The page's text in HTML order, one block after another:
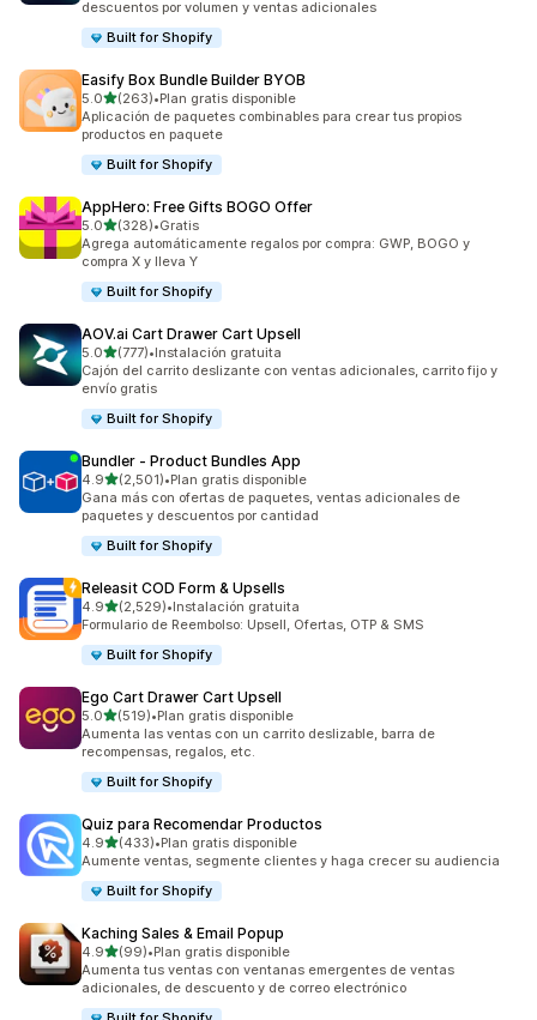
descuentos por volumen y ventas adicionales
Built for Shopify
Easify Box Bundle Builder BYOB
5.0de 5 estrellas
(263)
263 reseñas en total
•Plan gratis disponible
Aplicación de paquetes combinables para crear tus propios
productos en paquete
Built for Shopify
AppHero: Free Gifts BOGO Offer
5.0de 5 estrellas
(328)
328 reseñas en total
•Gratis
Agrega automáticamente regalos por compra: GWP, BOGO y
compra X y lleva Y
Built for Shopify
AOV.ai Cart Drawer Cart Upsell
5.0de 5 estrellas
(777)
777 reseñas en total
•Instalación gratuita
Cajón del carrito deslizante con ventas adicionales, carrito fijo y
envío gratis
Built for Shopify
Bundler ‑ Product Bundles App
4.9de 5 estrellas
(2,501)
2501 reseñas en total
•Plan gratis disponible
Gana más con ofertas de paquetes, ventas adicionales de
paquetes y descuentos por cantidad
Built for Shopify
Releasit COD Form & Upsells
4.9de 5 estrellas
(2,529)
2529 reseñas en total
•Instalación gratuita
Formulario de Reembolso: Upsell, Ofertas, OTP & SMS
Built for Shopify
Ego Cart Drawer Cart Upsell
5.0de 5 estrellas
(519)
519 reseñas en total
•Plan gratis disponible
Aumenta las ventas con un carrito deslizable, barra de
recompensas, regalos, etc.
Built for Shopify
Quiz para Recomendar Productos
4.9de 5 estrellas
(433)
433 reseñas en total
•Plan gratis disponible
Aumente ventas, segmente clientes y haga crecer su audiencia
Built for Shopify
Kaching Sales & Email Popup
4.9de 5 estrellas
(99)
99 reseñas en total
•Plan gratis disponible
Aumenta tus ventas con ventanas emergentes de ventas
adicionales, de descuento y de correo electrónico